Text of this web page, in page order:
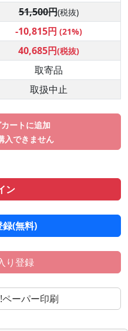
51,500円(税抜)
-10,815円 (21%)
40,685円(税抜)
取寄品
取扱中止
ートに追加
入できません
ン
(無料)
り登録
ーパー印刷